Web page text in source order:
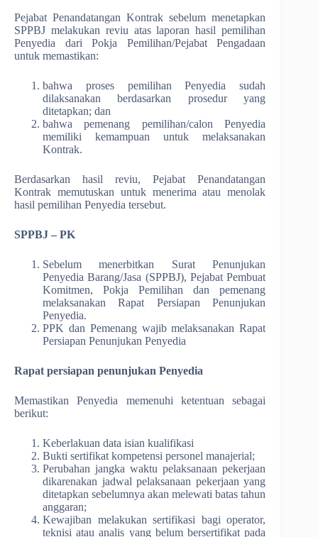
Pejabat Penandatangan Kontrak sebelum menetapkan
SPPBJ melakukan reviu atas laporan hasil pemilihan
Penyedia dari Pokja Pemilihan/Pejabat Pengadaan
untuk memastikan:
bahwa proses pemilihan Penyedia sudah
dilaksanakan berdasarkan prosedur yang
ditetapkan; dan
bahwa pemenang pemilihan/calon Penyedia
memiliki kemampuan untuk melaksanakan
Kontrak.
Berdasarkan hasil reviu, Pejabat Penandatangan
Kontrak memutuskan untuk menerima atau menolak
hasil pemilihan Penyedia tersebut.
SPPBJ – PK
Sebelum menerbitkan Surat Penunjukan
Penyedia Barang/Jasa (SPPBJ), Pejabat Pembuat
Komitmen, Pokja Pemilihan dan pemenang
melaksanakan Rapat Persiapan Penunjukan
Penyedia.
PPK dan Pemenang wajib melaksanakan Rapat
Persiapan Penunjukan Penyedia
Rapat persiapan penunjukan Penyedia
Memastikan Penyedia memenuhi ketentuan sebagai
berikut:
Keberlakuan data isian kualifikasi
Bukti sertifikat kompetensi personel manajerial;
Perubahan jangka waktu pelaksanaan pekerjaan
dikarenakan jadwal pelaksanaan pekerjaan yang
ditetapkan sebelumnya akan melewati batas tahun
anggaran;
Kewajiban melakukan sertifikasi bagi operator,
teknisi atau analis yang belum bersertifikat pada